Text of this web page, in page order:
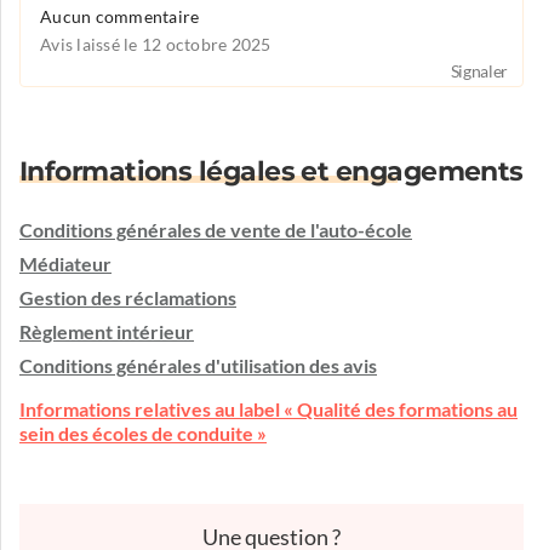
Aucun commentaire
Avis laissé le 12 octobre 2025
Signaler
Informations légales et engagements
Conditions générales de vente de l'auto-école
Médiateur
Gestion des réclamations
Règlement intérieur
Conditions générales d'utilisation des avis
Informations relatives au label « Qualité des formations au
sein des écoles de conduite »
Une question ?